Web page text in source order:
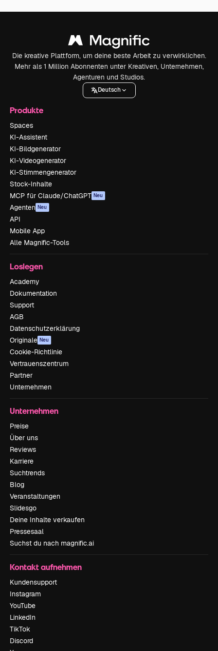
Die kreative Plattform, um deine beste Arbeit zu verwirklichen.
Mehr als 1 Million Abonnenten unter Kreativen, Unternehmen,
Agenturen und Studios.
Deutsch
Produkte
Spaces
KI-Assistent
KI-Bildgenerator
KI-Videogenerator
KI-Stimmengenerator
Stock-Inhalte
MCP für Claude/ChatGPT Neu
Agenten Neu
API
Mobile App
Alle Magnific-Tools
Loslegen
Academy
Dokumentation
Support
AGB
Datenschutzerklärung
Originale Neu
Cookie-Richtlinie
Vertrauenszentrum
Partner
Unternehmen
Unternehmen
Preise
Über uns
Reviews
Karriere
Suchtrends
Blog
Veranstaltungen
Slidesgo
Deine Inhalte verkaufen
Pressesaal
Suchst du nach magnific.ai
Kontakt aufnehmen
Kundensupport
Instagram
YouTube
LinkedIn
TikTok
Discord